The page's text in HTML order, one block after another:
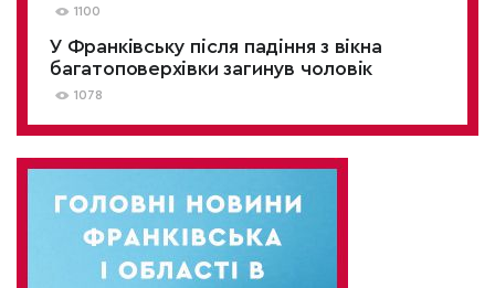
1100
У Франківську після падіння з вікна
багатоповерхівки загинув чоловік
1078